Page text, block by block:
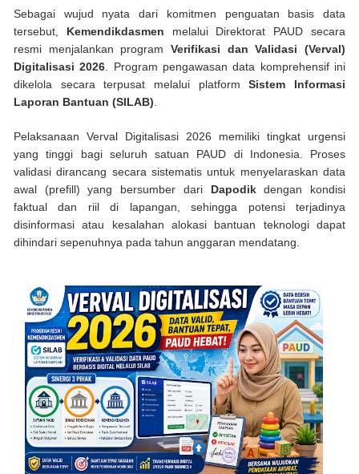
Sebagai wujud nyata dari komitmen penguatan basis data
tersebut, Kemendikdasmen melalui Direktorat PAUD secara
resmi menjalankan program Verifikasi dan Validasi (Verval)
Digitalisasi 2026 . Program pengawasan data komprehensif ini
dikelola secara terpusat melalui platformSistem Informasi
Laporan Bantuan (SILAB)
Pelaksanaan Verval Digitalisasi 2026 memiliki tingkat urgensi
yang tinggi bagi seluruh satuan PAUD di Indonesia. Proses
validasi dirancang secara sistematis untuk menyelaraskan data
awal (prefill) yang bersumber dari Dapodikdengan kondisi
faktual dan riil di lapangan, sehingga potensi terjadinya
disinformasi atau kesalahan alokasi bantuan teknologi dapat
dihindari sepenuhnya pada tahun anggaran mendatang.